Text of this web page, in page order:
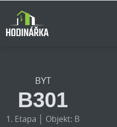
BYT
B301
1. Etapa │ Objekt: B